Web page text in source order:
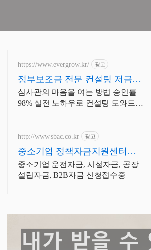
https://www.evergrow.kr/ 광고
정부보조금 전문 컨설팅 저금리
정책자금 지금 신청
심사관의 마음을 여는 방법 승인률
98% 실전 노하우로 컨설팅 도와드립
http://www.sbac.co.kr 광고
중소기업 정책자금지원센터
2026 운전자금 신청안내
중소기업 운전자금, 시설자금, 공장
설립자금, B2B자금 신청접수중